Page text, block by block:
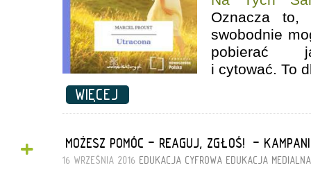
Oznacza
swobodnie
pobierać
i cytować. To
WIĘCEJ
+ „MOŻESZ POMÓC - REAGUJ, ZGŁOŚ!” -
16 WRZEŚNIA 2016 EDUKACJA CYFROWA EDUKACJA MEDIALNA